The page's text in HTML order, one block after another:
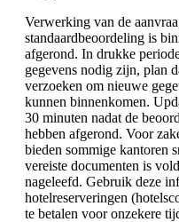
Verwerking van de
standaardbeoordeling is
afgerond. In drukke
gegevens nodig zijn, plan
verzoeken om nieuwe
kunnen binnenkomen.
30 minuten nadat de
hebben afgerond. Voor
bieden sommige kantoren
vereiste documenten is
nageleefd. Gebruik deze
hotelreserveringen
te betalen voor onzekere